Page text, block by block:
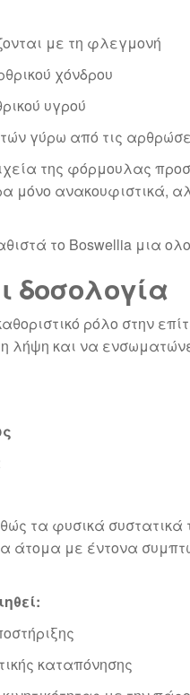
με τη φλεγμονή
χόνδρου
υγρού
γύρω από τις
της φόρμουλας
μόνο ανακουφιστικά,
το Boswellia μια
δοσολογία
ρόλο στην
λήψη και να
τα φυσικά
άτομα με έντονα
καταπόνησης